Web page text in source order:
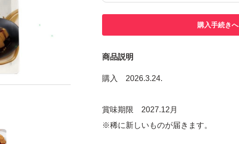
購入手続きへ
商品説明
購入 2026.3.24.
賞味期限 2027.12月
※稀に新しいものが届きます。